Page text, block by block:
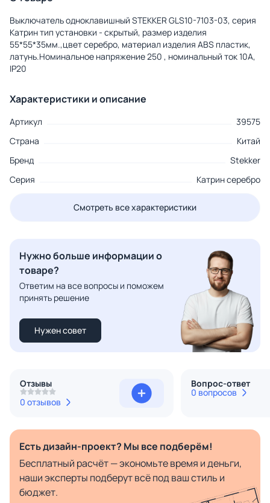
Выключатель одноклавишный STEKKER GLS10-7103-03, серия
Катрин тип установки - скрытый, размер изделия
55*55*35мм.,цвет серебро, материал изделия ABS пластик,
латунь.Номинальное напряжение 250 , номинальный ток 10А,
IP20
Характеристики и описание
Артикул
39575
Страна
Китай
Бренд
Stekker
Серия
Катрин серебро
Смотреть все характеристики
Нужно больше информации о
товаре?
Ответим на все вопросы и поможем
принять решение
Нужен совет
Отзывы
0 отзывов
Вопрос-ответ
0 вопросов
Есть дизайн-проект? Мы все подберём!
Бесплатный расчёт — экономьте время и деньги,
наши эксперты подберут всё под ваш стиль и
бюджет.